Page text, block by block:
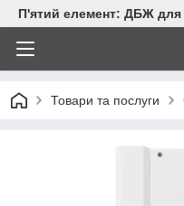
П'ятий елемент: ДБЖ для
Товари та послуги